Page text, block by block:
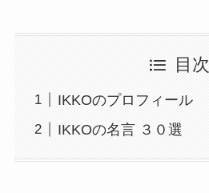
目次
IKKOのプロフィール
IKKOの名言 ３０選